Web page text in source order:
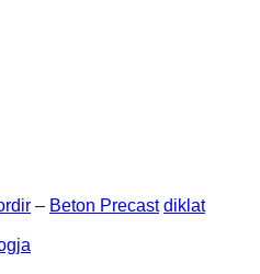
– Beton Precast diklat